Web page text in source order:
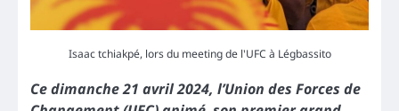
Isaac tchiakpé, lors du meeting de l'UFC à Légbassito
Ce dimanche 21 avril 2024, l’Union des Forces de